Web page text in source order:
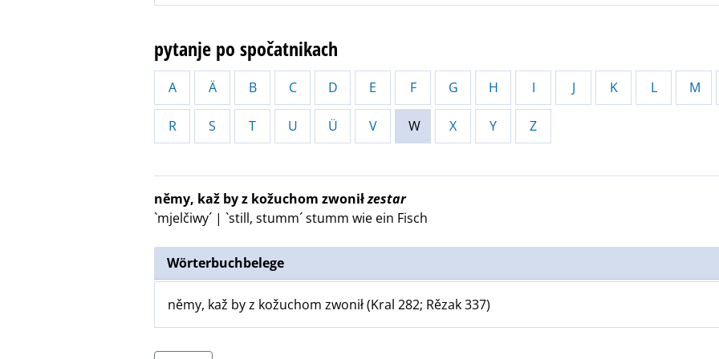
pytanje po spočatnikach
A Ä B C D E F G H I J K L M
R S T U Ü V W X Y Z
němy, kaž by z kožuchom zwoniłzestar
`mjelčiwy´ | `still, stumm´stumm wie ein Fisch
Wörterbuchbelege
němy, kaž by z kožuchom zwonił (Kral 282; Rězak 337)